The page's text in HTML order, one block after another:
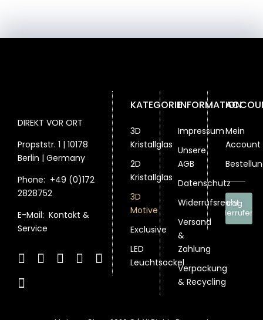
auf
der
auf
DIREKT VOR ORT
Propststr. 1 | 10178
Berlin | Germany
Phone: +49 (0)172
2828752
E-Mail: Kontakt &
Service
KATEGORIE
3D
Kristallglas
2D
Kristallglas
3D
Motive
Exclusive
LED
Leuchtsockel
INFORMATION
Impressum
Unsere
AGB
Datenschutz
Widerrufsrecht
Versand
&
Zahlung
Verpackung
& Recycling
Mein
Account
Vertrag
widerrufen